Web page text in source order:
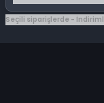
Seçili siparişlerde -